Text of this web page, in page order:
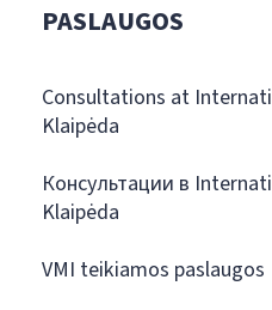
PASLAUGOS
Consultations at
Klaipėda
Консультации в
Klaipėda
VMI teikiamos paslaugos